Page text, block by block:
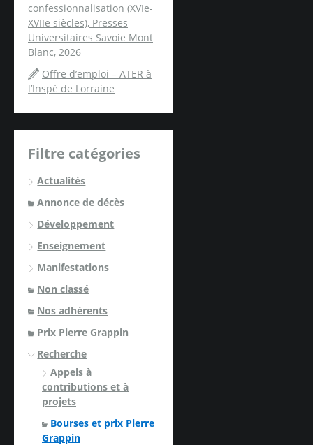
confessionnalisation (XVIe-
XVIIe siècles), Presses
Universitaires Savoie Mont
Blanc, 2026
Offre d’emploi – ATER à
l’Inspé de Lorraine
Filtre catégories
Actualités
Annonce de décès
Développement
Enseignement
Manifestations
Non classé
Nos adhérents
Prix Pierre Grappin
Recherche
Appels à
contributions et à
projets
Bourses et prix Pierre
Grappin